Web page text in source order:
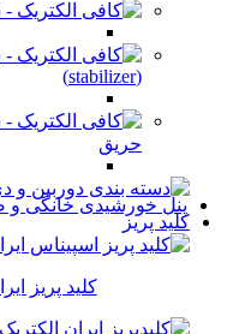
(stabilizer)
حریق
پنل خورشیدی خانگی و
کلید پریز
کلید پریز